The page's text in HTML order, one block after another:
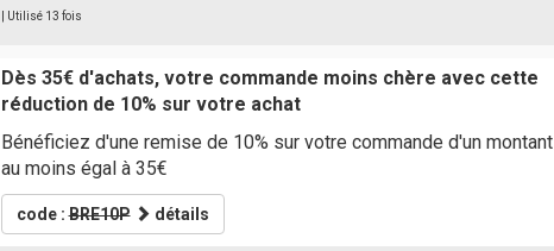
| Utilisé 13 fois
Dès 35€ d'achats, votre commande moins chère avec cette
réduction de 10% sur votre achat
Bénéficiez d'une remise de 10% sur votre commande d'un montant
au moins égal à 35€
code :BRE10P détails